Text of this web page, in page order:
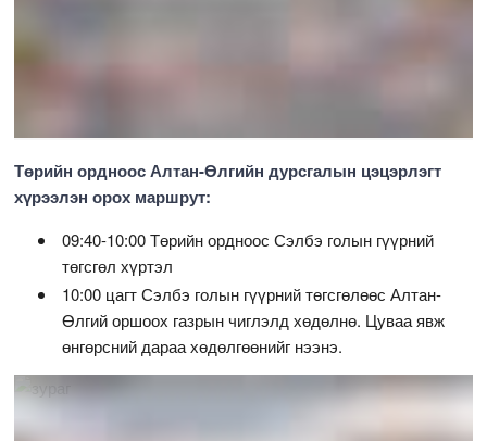
Төрийн ордноос Алтан-Өлгийн дурсгалын цэцэрлэгт
хүрээлэн орох маршрут:
09:40-10:00 Төрийн ордноос Сэлбэ голын гүүрний
төгсгөл хүртэл
10:00 цагт Сэлбэ голын гүүрний төгсгөлөөс Алтан-
Өлгий оршоох газрын чиглэлд хөдөлнө. Цуваа явж
өнгөрсний дараа хөдөлгөөнийг нээнэ.